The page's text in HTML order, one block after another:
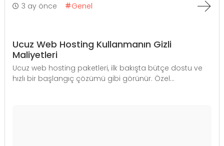
3 ay önce Genel
Ucuz Web Hosting Kullanmanın Gizli
Maliyetleri
Ucuz web hosting paketleri, ilk bakışta bütçe dostu ve
hızlı bir başlangıç çözümü gibi görünür. Özel...